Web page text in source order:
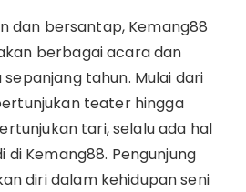
dan bersantap, Kemang88
berbagai acara dan
tahun. Mulai dari
teater hingga
tari, selalu ada hal
Kemang88. Pengunjung
diri dalam kehidupan seni